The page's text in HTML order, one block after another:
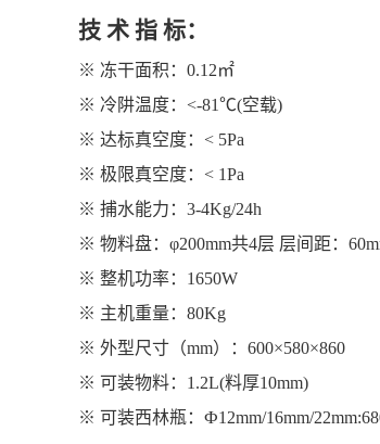
技 术 指 标：
※ 冻干面积：0.12㎡
※ 冷阱温度：<-81℃(空载)
※ 达标真空度：< 5Pa
※ 极限真空度：< 1Pa
※ 捕水能力：3-4Kg/24h
※ 物料盘：φ200mm共4层 层间距：
※ 整机功率：1650W
※ 主机重量：80Kg
※ 外型尺寸（mm）：600×580×860
※ 可装物料：1.2L(料厚10mm)
※ 可装西林瓶：Ф12mm/16mm/22mm:68